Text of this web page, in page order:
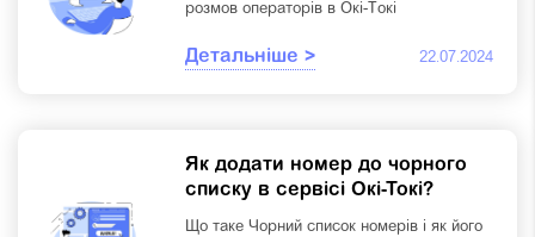
розмов операторів в Окі-Токі
Детальніше > 22.07.2024
Як додати номер до чорного
списку в сервісі Окі-Токі?
Що таке Чорний список номерів і як його